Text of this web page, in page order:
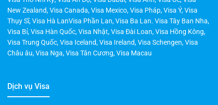
Dịch vụ Visa
Visa Thổ Nhĩ Kỳ,Visa Ấn Độ ,Visa Dubai,Visa Anh,Visa Úc, Visa
New Zealand ,Visa Canada,Visa Mexico, Visa Pháp,Visa Ý ,Visa
Thụy Sĩ ,Visa Hà LanVisa Phần Lan,Visa Ba Lan. Visa Tây Ban Nha
Visa Bỉ,Visa Hàn Quốc,Visa Nhật,Visa Đài Loan ,Visa Hồng Kông
Visa Trung Quốc,Visa Iceland,Visa Ireland,Visa Schengen